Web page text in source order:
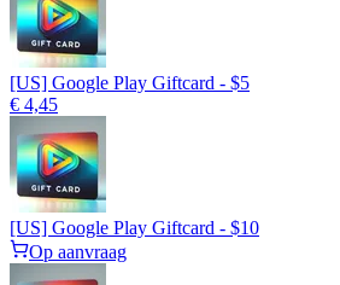
[US] Google Play Giftcard - $5
€ 4,45
[US] Google Play Giftcard - $10
Op aanvraag